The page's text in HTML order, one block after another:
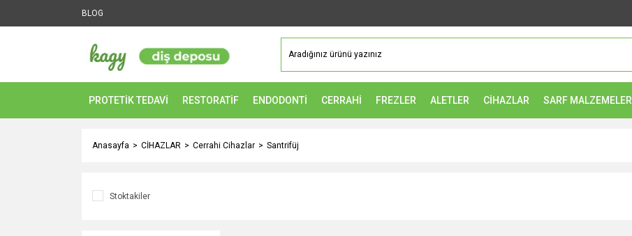
BLOG
PROTETİK TEDAVİ RESTORATİF ENDODONTİ CERRAHİ FREZLER ALETLER CİHAZLAR SARF MALZEMELER
Anasayfa CİHAZLAR Cerrahi Cihazlar Santrifüj
Stoktakiler